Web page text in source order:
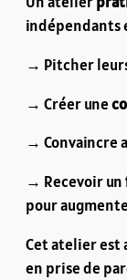
indépendants
→ Pitcher
→ Créer une
→ Convaincre
→ Recevoir un
pour
Cet atelier est
en prise de